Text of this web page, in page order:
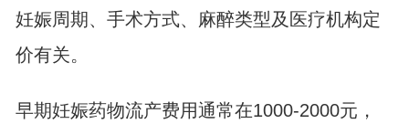
妊娠周期、手术方式、麻醉类型及医疗机构定
价有关。
早期妊娠药物流产费用通常在1000-2000元，